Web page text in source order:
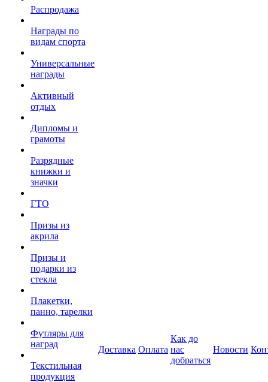
Распродажа
Награды по
видам спорта
Универсальные
награды
Активный
отдых
Дипломы и
грамоты
Разрядные
книжки и
значки
ГТО
Призы из
акрила
Призы и
подарки из
стекла
Плакетки,
панно, тарелки
Футляры для
наград
Текстильная
продукция
Доставка Оплата
Как до
нас
добраться
Новости